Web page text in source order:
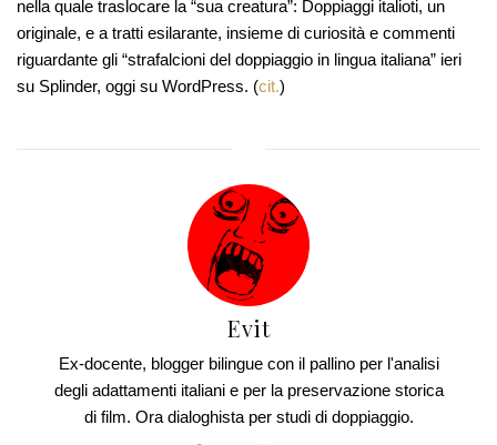
nella quale traslocare la “sua creatura”: Doppiaggi italioti, un
originale, e a tratti esilarante, insieme di curiosità e commenti
riguardante gli “strafalcioni del doppiaggio in lingua italiana” ieri
su Splinder, oggi su WordPress. (cit.)
Evit
Ex-docente, blogger bilingue con il pallino per l'analisi
degli adattamenti italiani e per la preservazione storica
di film. Ora dialoghista per studi di doppiaggio.